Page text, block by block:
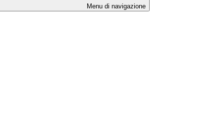
Menu di navigazione